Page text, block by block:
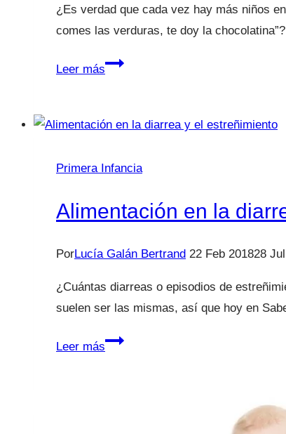
¿Es verdad que cada vez hay más niños
comes las verduras, te doy la
Leer másAlimentación
y
en
Vivir
Primera Infancia
Alimentación en la
PorLucía Galán Bertrand 22 Feb 201828
¿Cuántas diarreas o episodios de
suelen ser las mismas, así que hoy en
Leer másAlimentación